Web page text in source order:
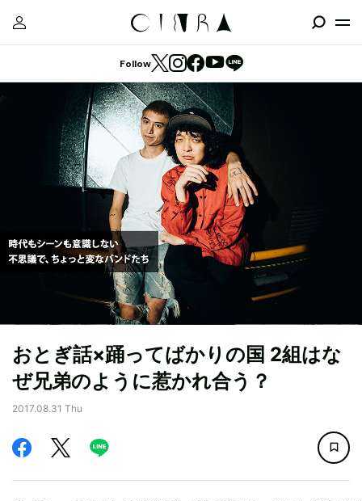
Follow
おとぎ話×踊ってばかりの国 2組はな
ぜ兄弟のように惹かれ合う？
2017.08.31 Thu